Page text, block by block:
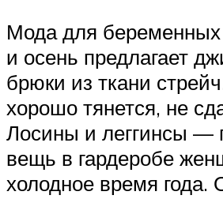
Мода для
и осень предлагает
брюки из ткани
хорошо тянется, не
Лосины и леггинсы —
вещь в гардеробе
холодное время года.